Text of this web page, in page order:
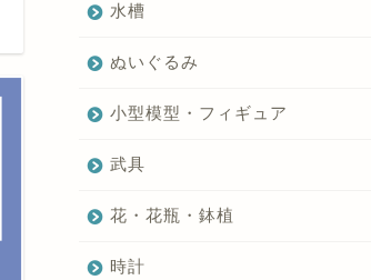
水槽
ぬいぐるみ
小型模型・フィギュア
武具
花・花瓶・鉢植
時計